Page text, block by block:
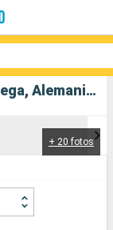
Crucero HANSEATIC nature: Noruega, Alemania salida desde Tromso
+ 20 fotos
Compañías